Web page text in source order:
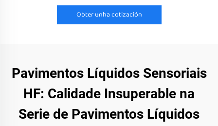
Obter unha cotización
Pavimentos Líquidos Sensoriais
HF: Calidade Insuperable na
Serie de Pavimentos Líquidos